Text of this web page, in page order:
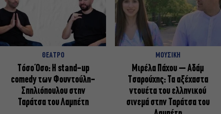
ΘΕΑΤΡΟ
Τόσο Όσο: Η stand-up
comedy των Φουντούλη-
Σπηλιόπουλου στην
Ταράτσα του Λαμπέτη
ΜΟΥΣΙΚΗ
Μιρέλα Πάχου – Αδάμ
Τσαρούχης: Τα αξέχαστα
ντουέτα του ελληνικού
σινεμά στην Ταράτσα του